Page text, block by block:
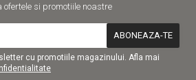
ofertele si promotiile noastre
cu promotiile magazinului. Afla mai